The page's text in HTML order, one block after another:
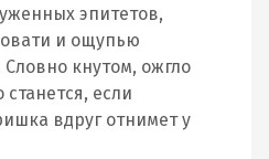
эпитетов,
и ощупью
кнутом, ожгло
если
вдруг отнимет у